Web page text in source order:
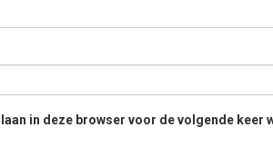
in deze browser voor de volgende keer